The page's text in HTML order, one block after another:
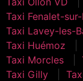
Taxi Fenalet-
Taxi Lavey-les-
Taxi Huémoz
Taxi Morcles
Taxi Gilly